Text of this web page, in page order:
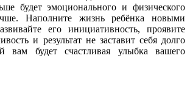
будет эмоционального и физического
Наполните жизнь ребёнка новыми
его инициативность, проявите
и результат не заставит себя долго
вам будет счастливая улыбка вашего